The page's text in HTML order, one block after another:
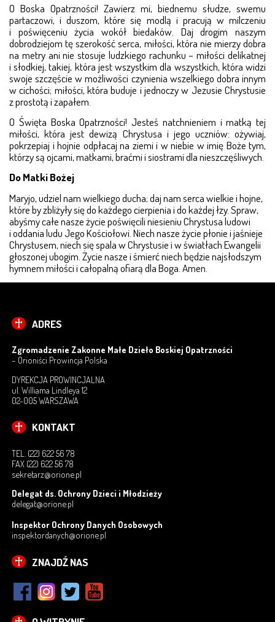
O Boska Opatrzności! Zawierz mi, biednemu słudze, swemu
partaczowi, i duszom, które się modlą i pracują w milczeniu
i poświęceniu życia wokół biedaków. Daj drogim naszym
dobrodziejom tę szerokość serca, miłości, która nie mierzy dobra
na metry ani nie stosuje ludzkiego rachunku – miłości delikatnej
i słodkiej, takiej, która jest wszystkim dla wszystkich, która widzi
swoje szczęście w możliwości czynienia wszelkiego dobra innym
w cichości; miłości, która buduje i jednoczy w Jezusie Chrystusie
z prostotą i zapałem.
O Święta Boska Opatrzności! Jesteś natchnieniem i matką tej
miłości, która jest dewizą Chrystusa i jego uczniów: ożywiaj,
pokrzepiaj i hojnie odpłacaj na ziemi i w niebie w imię Boże tym,
którzy są ojcami, matkami, braćmi i siostrami dla nieszczęśliwych.
Do Matki Bożej
Maryjo, udziel nam wielkiego ducha; daj nam serca wielkie i hojne,
które by zbliżyły się do każdego cierpienia i do każdej łzy. Spraw,
abyśmy całe nasze życie poświęcili niesieniu Chrystusa ludowi
i oddania ludu Jego Kościołowi. Niech nasze życie płonie i jaśnieje
Chrystusem, niech się spala w Chrystusie i w światłach Ewangelii
głoszonej ubogim. Życie nasze i śmierć niech będzie najsłodszym
hymnem miłości i całopalną ofiarą dla Boga. Amen.
ADRES
Zgromadzenie Zakonne Małe Dzieło Boskiej Opatrzności
– Orioniści Prowincja Polska
DYREKCJA PROWINCJALNA
ul. Williama Lindleya 12
02-005 WARSZAWA
KONTAKT
TEL. (22) 622 56 78
FAX (22) 622 56 78
sekretarz@orione.pl
Delegat ds. Ochrony Dzieci i Młodzieży
delegat@orione.pl
Inspektor Ochrony Danych Osobowych
inspektordanych@orione.pl
ZNAJDŹ NAS